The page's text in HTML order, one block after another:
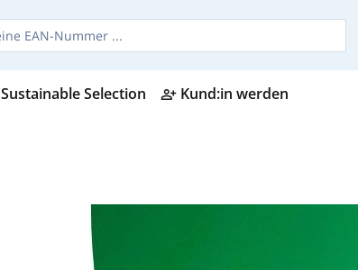
Sustainable Selection person_add_alt Kund:in werden